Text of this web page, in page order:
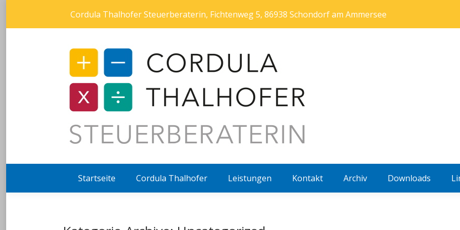
Cordula Thalhofer Steuerberaterin, Fichtenweg 5, 86938 Schondorf am Ammersee
Startseite Cordula Thalhofer Leistungen Kontakt Archiv Downloads